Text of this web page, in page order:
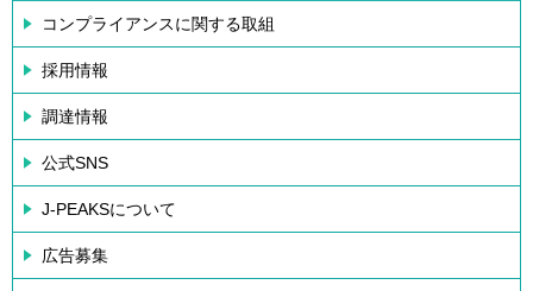
コンプライアンスに関する取組
採用情報
調達情報
公式SNS
J-PEAKSについて
広告募集